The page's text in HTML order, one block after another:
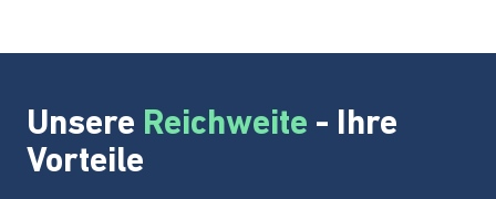
Unsere Reichweite - Ihre
Vorteile